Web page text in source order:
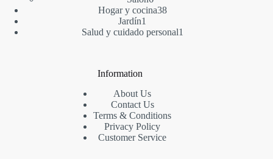
productos
Hogar y cocina3838
Jardín1
producto
Salud y cuidado personal1
Information
About Us
Contact Us
Terms & Conditions
Privacy Policy
Customer Service